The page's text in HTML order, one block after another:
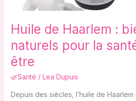
Huile de Haarlem :
naturels pour la
être
🌿Santé / Lea Dupuis
Depuis des siècles, l’huile de
être